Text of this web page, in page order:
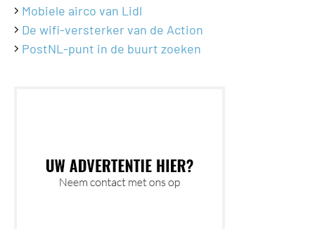
Mobiele airco van Lidl
De wifi-versterker van de Action
PostNL-punt in de buurt zoeken